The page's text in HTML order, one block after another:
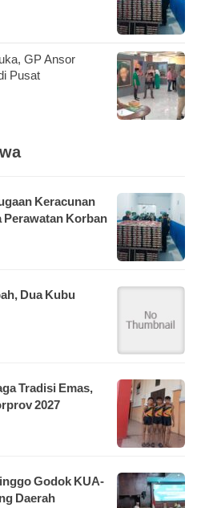
GP Ansor
Pusat
Keracunan
Perawatan Korban
Dua Kubu
Tradisi Emas,
2027
Godok KUA-
Daerah